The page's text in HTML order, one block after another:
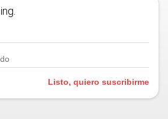
Listo, quiero suscribirme